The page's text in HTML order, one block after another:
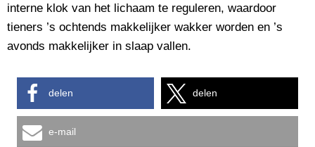
interne klok van het lichaam te reguleren, waardoor
tieners ’s ochtends makkelijker wakker worden en ’s
avonds makkelijker in slaap vallen.
delen delen
e-mail